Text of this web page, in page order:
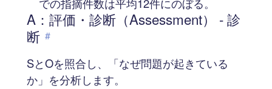
A：評価・診断（Assessment） - 診
断 #
SとOを照合し、「なぜ問題が起きている
か」を分析します。